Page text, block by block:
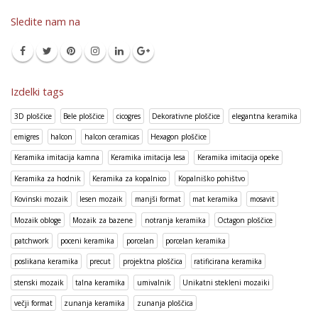
Sledite nam na
Izdelki tags
3D ploščice Bele ploščice cicogres Dekorativne ploščice elegantna keramika
emigres halcon halcon ceramicas Hexagon ploščice
Keramika imitacija kamna Keramika imitacija lesa Keramika imitacija opeke
Keramika za hodnik Keramika za kopalnico Kopalniško pohištvo
Kovinski mozaik lesen mozaik manjši format mat keramika mosavit
Mozaik obloge Mozaik za bazene notranja keramika Octagon ploščice
patchwork poceni keramika porcelan porcelan keramika
poslikana keramika precut projektna ploščica ratificirana keramika
stenski mozaik talna keramika umivalnik Unikatni stekleni mozaiki
večji format zunanja keramika zunanja ploščica